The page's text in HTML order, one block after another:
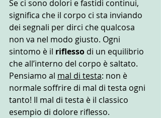
Se ci sono dolori e fastidi continui,
significa che il corpo ci sta inviando
dei segnali per dirci che qualcosa
non va nel modo giusto. Ogni
sintomo è il riflesso di un equilibrio
che all’interno del corpo è saltato.
Pensiamo al mal di testa: non è
normale soffrire di mal di testa ogni
tanto! Il mal di testa è il classico
esempio di dolore riflesso.